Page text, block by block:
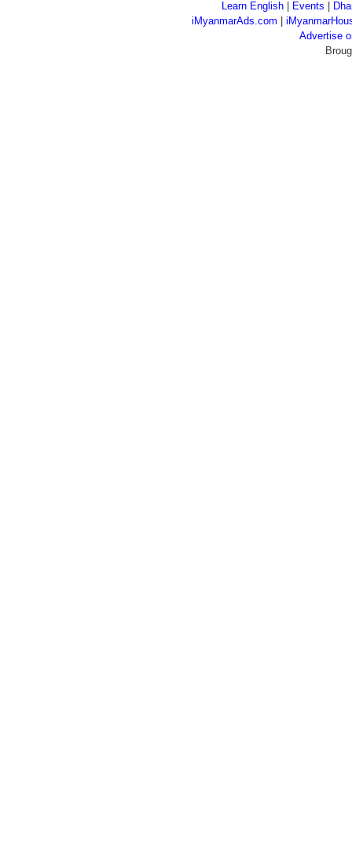
Learn English Events
iMyanmarAds.com
Advertise